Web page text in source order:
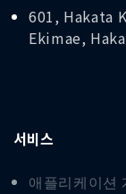
601, Hakata
Ekimae,
서비스
애플리케이션